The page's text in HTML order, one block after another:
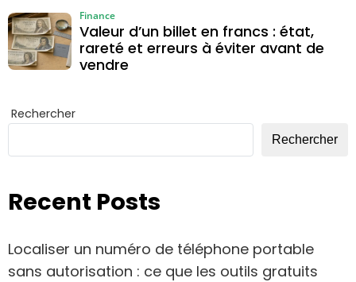
Valeur d’un billet en francs : état,
rareté et erreurs à éviter avant de
vendre
Finance
Rechercher
Rechercher
Recent Posts
Localiser un numéro de téléphone portable
sans autorisation : ce que les outils gratuits